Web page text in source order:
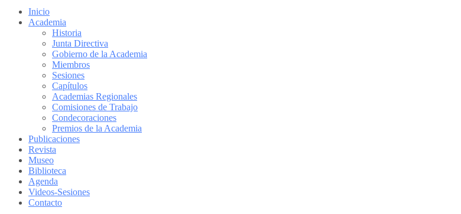
Inicio
Academia
Historia
Junta Directiva
Gobierno de la Academia
Miembros
Sesiones
Capítulos
Academias Regionales
Comisiones de Trabajo
Condecoraciones
Premios de la Academia
Publicaciones
Revista
Museo
Biblioteca
Agenda
Videos-Sesiones
Contacto